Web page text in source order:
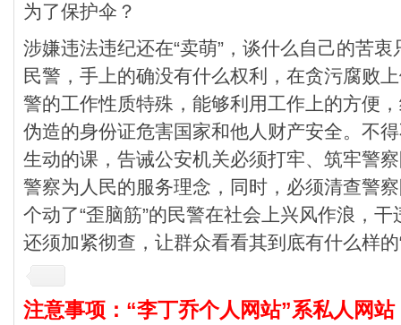
为了保护伞？
涉嫌违法违纪还在“卖萌”，谈什么自己的苦
民警，手上的确没有什么权利，在贪污腐败
警的工作性质特殊，能够利用工作上的方便
伪造的身份证危害国家和他人财产安全。不
生动的课，告诫公安机关必须打牢、筑牢警
警察为人民的服务理念，同时，必须清查警
个动了“歪脑筋”的民警在社会上兴风作浪，
还须加紧彻查，让群众看看其到底有什么样的
注意事项：“李丁乔个人网站”系私人网